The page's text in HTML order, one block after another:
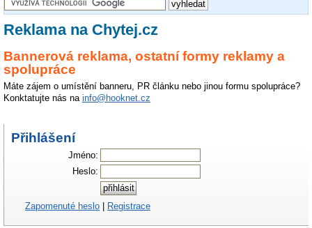
Reklama na Chytej.cz
Bannerová reklama, ostatní formy reklamy a
spolupráce
Máte zájem o umístění banneru, PR článku nebo jinou formu spolupráce?
Konktatujte nás na info@hooknet.cz
Přihlášení
Jméno:
Heslo:
Zapomenuté heslo Registrace